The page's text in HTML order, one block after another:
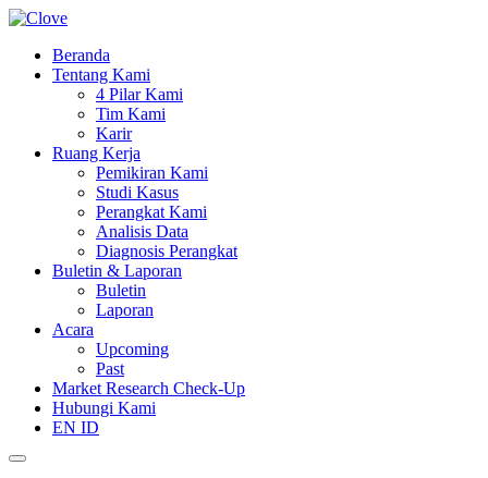
Beranda
Tentang Kami
4 Pilar Kami
Tim Kami
Karir
Ruang Kerja
Pemikiran Kami
Studi Kasus
Perangkat Kami
Analisis Data
Diagnosis Perangkat
Buletin & Laporan
Buletin
Laporan
Acara
Upcoming
Past
Market Research Check-Up
Hubungi Kami
EN ID